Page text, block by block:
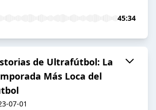
45:34
de Ultrafútbol: La
Más Loca del
07-01